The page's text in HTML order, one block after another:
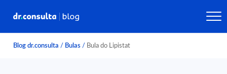
Blog dr.consulta / Bulas / Bula do Lipistat